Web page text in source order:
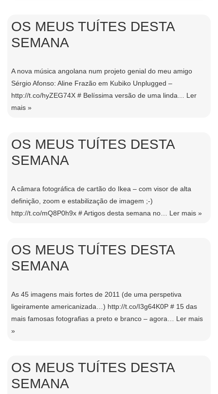
OS MEUS TUÍTES DESTA
SEMANA
A nova música angolana num projeto genial do meu amigo
Sérgio Afonso: Aline Frazão em Kubiko Unplugged –
http://t.co/hyZEG74X # Belíssima versão de uma linda… Ler
mais »
OS MEUS TUÍTES DESTA
SEMANA
A câmara fotográfica de cartão do Ikea – com visor de alta
definição, zoom e estabilização de imagem ;-)
http://t.co/mQ8P0h9x # Artigos desta semana no… Ler mais »
OS MEUS TUÍTES DESTA
SEMANA
As 45 imagens mais fortes de 2011 (de uma perspetiva
ligeiramente americanizada…) http://t.co/I3g64K0P # 15 das
mais famosas fotografias a preto e branco – agora… Ler mais
»
OS MEUS TUÍTES DESTA
SEMANA